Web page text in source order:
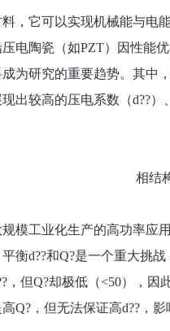
，它可以实现机械能与电
电陶瓷（如PZT）因性能
为研究的重要趋势。其中
出较高的压电系数（d??）
相结
模工业化生产的高功率应
衡d??和Q?是一个重大挑
，但Q?却极低（<50），
Q?，但无法保证高d??，